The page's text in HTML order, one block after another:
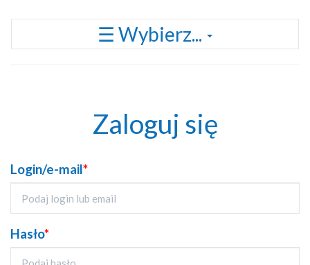
Przełącz
☰ Wybierz...
Zaloguj się
Login/e-mail*
Hasło*